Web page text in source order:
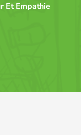
Et Empathie